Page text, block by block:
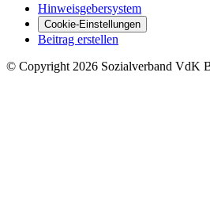
Hinweisgebersystem
Cookie-Einstellungen
Beitrag erstellen
© Copyright 2026 Sozialverband VdK